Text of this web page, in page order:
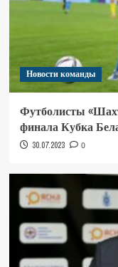
Новости команды
Футболисты
финала Кубка
30.07.2023 0